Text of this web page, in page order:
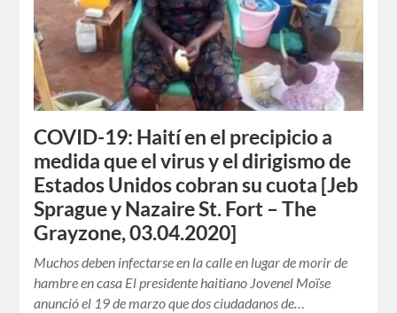
COVID-19: Haití en el precipicio a
medida que el virus y el dirigismo de
Estados Unidos cobran su cuota [Jeb
Sprague y Nazaire St. Fort – The
Grayzone, 03.04.2020]
Muchos deben infectarse en la calle en lugar de morir de
hambre en casa El presidente haitiano Jovenel Moïse
anunció el 19 de marzo que dos ciudadanos de…